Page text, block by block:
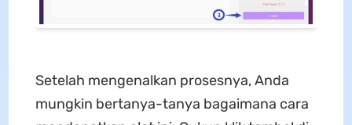
Setelah mengenalkan prosesnya, Anda
mungkin bertanya-tanya bagaimana cara